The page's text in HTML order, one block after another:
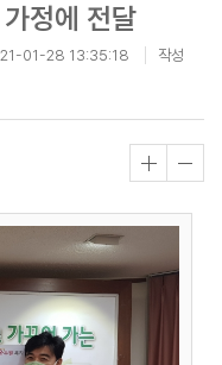
정에 전달
01-28 13:35:18
작성